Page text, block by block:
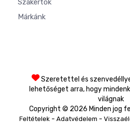
Szakértők
Márkánk
Szeretettel és
lehetőséget arra, hogy
világnak
Copyright © 2026 Minden jog
Feltételek- Adatvédelem -